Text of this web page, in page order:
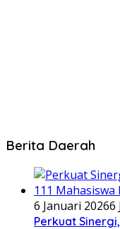
Berita Daerah
6 Januari 20266
Perkuat